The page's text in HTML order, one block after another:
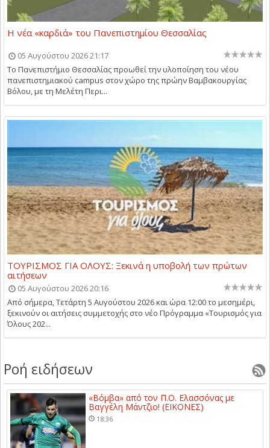
Η νέα «καρδιά» του Πανεπιστημίου Θεσσαλίας
05 Αυγούστου 2026 21:17
Το Πανεπιστήμιο Θεσσαλίας προωθεί την υλοποίηση του νέου
πανεπιστημιακού campus στον χώρο της πρώην Βαμβακουργίας
Βόλου, με τη Μελέτη Περι...
ΤΟΥΡΙΣΜΟΣ ΓΙΑ ΟΛΟΥΣ: Ξεκινά η υποβολή των πρώτων
αιτήσεων
05 Αυγούστου 2026 20:16
Από σήμερα, Τετάρτη 5 Αυγούστου 2026 και ώρα 12:00 το μεσημέρι,
ξεκινούν οι αιτήσεις συμμετοχής στο νέο Πρόγραμμα «Τουρισμός για
Όλους 202...
Ροή ειδήσεων
«Βόμβα» από τον Π.Ο. Ελασσόνας με
Βαγγέλη Μάντζιο! (ΕΙΚΟΝΕΣ)
18:36